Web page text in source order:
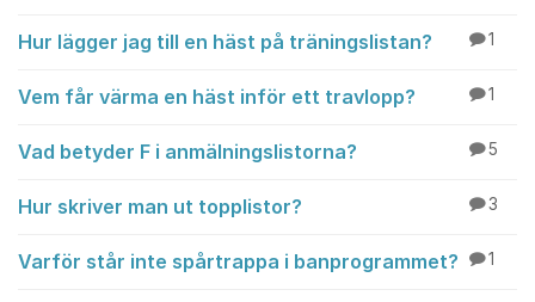
Hur lägger jag till en häst på träningslistan? 1
Vem får värma en häst inför ett travlopp? 1
Vad betyder F i anmälningslistorna? 5
Hur skriver man ut topplistor? 3
Varför står inte spårtrappa i banprogrammet? 1